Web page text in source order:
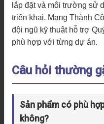
lắp đặt và môi trường sử
triển khai. Mạng Thành
đội ngũ kỹ thuật hỗ trợ
phù hợp với từng dự án.
Câu hỏi thường
Sản phẩm có phù
không?